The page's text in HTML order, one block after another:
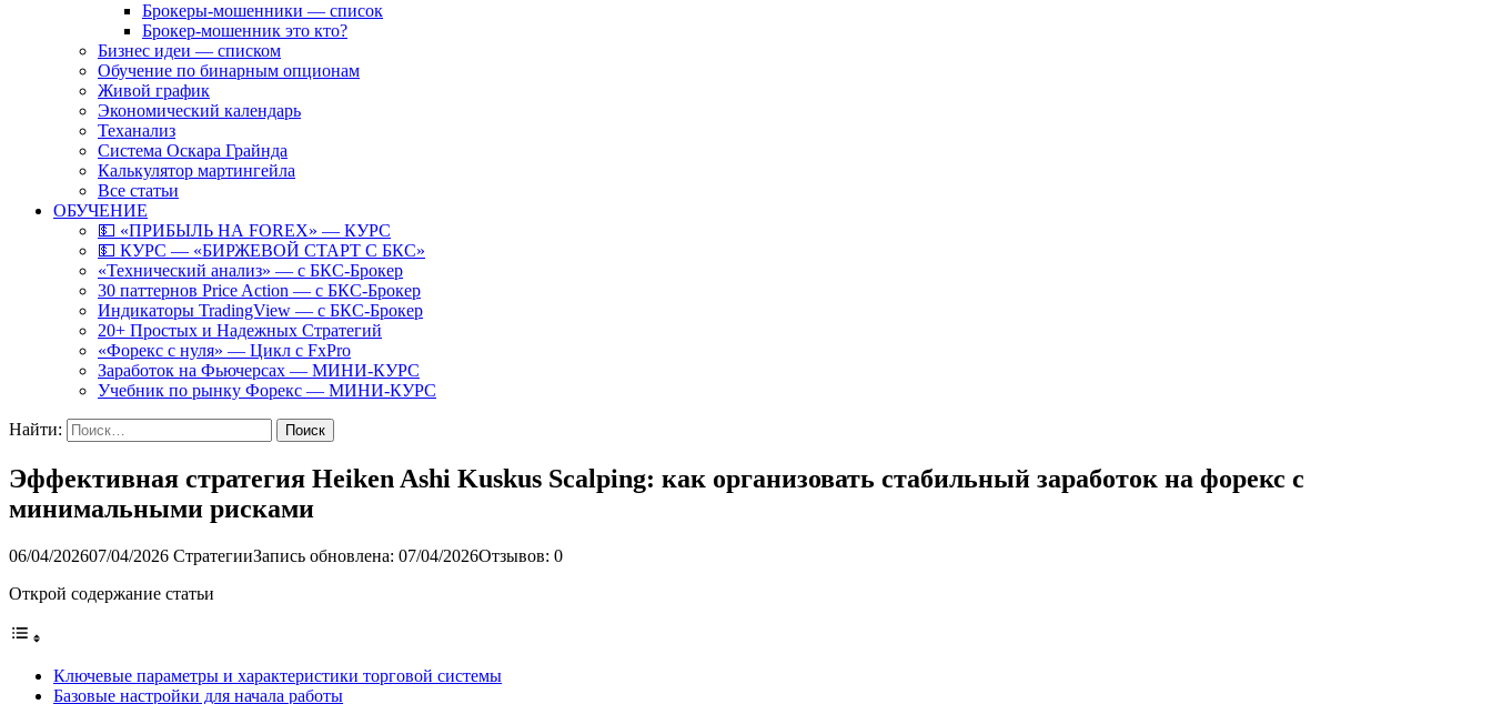
Брокеры-мошенники — список
Брокер-мошенник это кто?
Бизнес идеи — списком
Обучение по бинарным опционам
Живой график
Экономический календарь
Теханализ
Система Оскара Грайнда
Калькулятор мартингейла
Все статьи
ОБУЧЕНИЕ
💵 «ПРИБЫЛЬ НА FOREX» — КУРС
💵 КУРС — «БИРЖЕВОЙ СТАРТ С БКС»
«Технический анализ» — с БКС-Брокер
30 паттернов Price Action — с БКС-Брокер
Индикаторы TradingView — с БКС-Брокер
20+ Простых и Надежных Стратегий
«Форекс с нуля» — Цикл с FxPro
Заработок на Фьючерсах — МИНИ-КУРС
Учебник по рынку Форекс — МИНИ-КУРС
Найти:
Эффективная стратегия Heiken Ashi Kuskus Scalping: как организовать стабильный заработок на форекс с
минимальными рисками
06/04/202607/04/2026 СтратегииЗапись обновлена: 07/04/2026Отзывов: 0
Открой содержание статьи
Ключевые параметры и характеристики торговой системы
Базовые настройки для начала работы